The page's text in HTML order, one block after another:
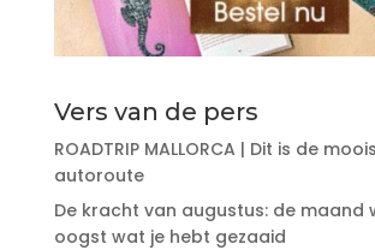
Vers van de pers
ROADTRIP MALLORCA | Dit is de
autoroute
De kracht van augustus: de maand
oogst wat je hebt gezaaid